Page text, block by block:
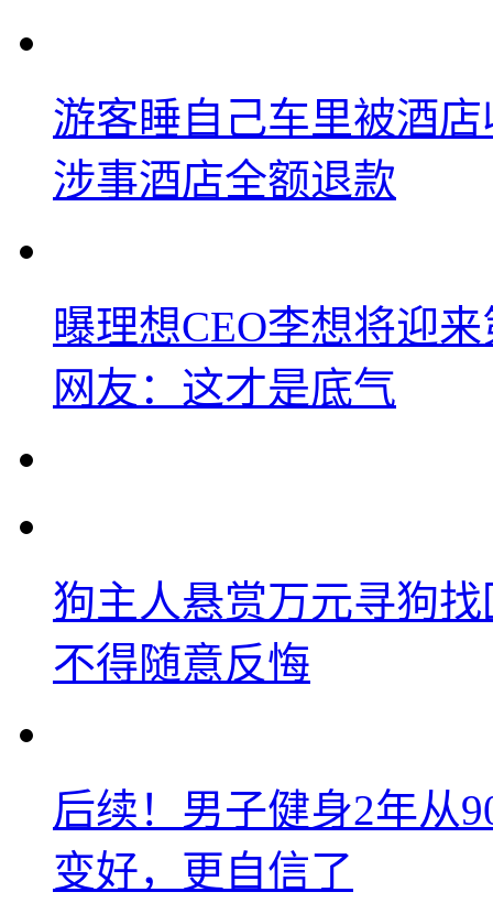
游客睡自己车里被酒
涉事酒店全额退款
曝理想CEO李想将迎
网友：这才是底气
狗主人悬赏万元寻狗
不得随意反悔
后续！男子健身2年从
变好，更自信了